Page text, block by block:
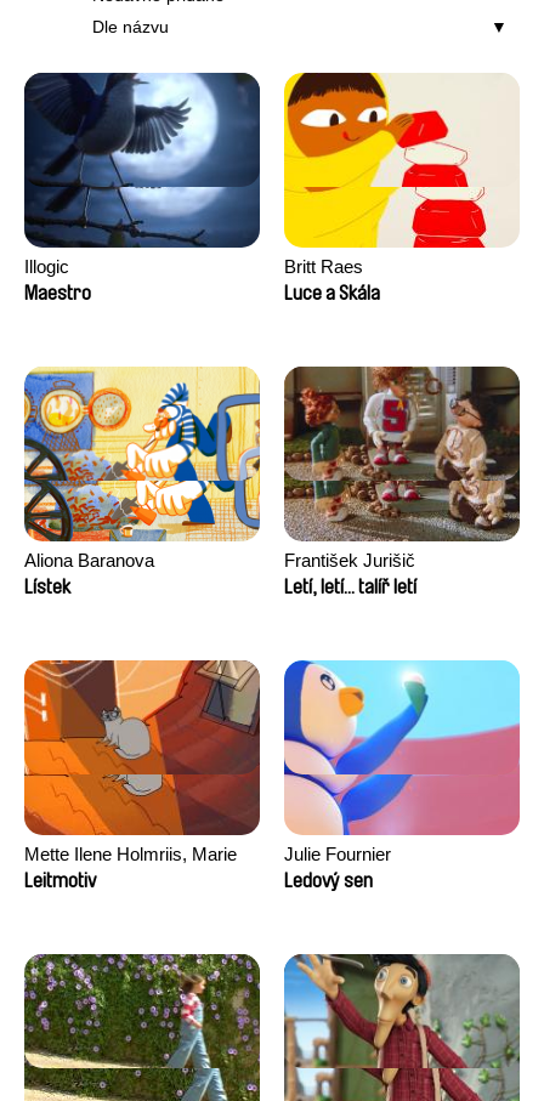
Dle názvu
Illogic
Maestro
Britt Raes
Luce a Skála
Aliona Baranova
Lístek
František Jurišič
Letí, letí... talíř letí
Mette Ilene Holmriis, Marie
Jørgensen, Jeanette
Leitmotiv
Julie Fournier
Ledový sen